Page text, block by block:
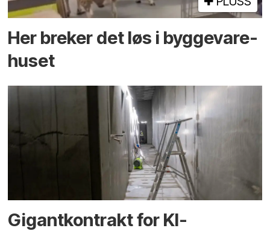
Her breker det løs i bygge­vare­
huset
Gigantkontrakt for KI-